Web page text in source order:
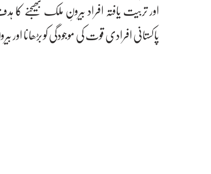
اور تربیت یافتہ افراد بیرونِ ملک بھیجنے
پاکستانی افرادی قوت کی موجودگی کو بڑھانا